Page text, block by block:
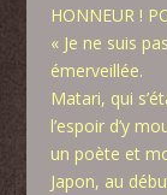
HONNEUR !
« Je ne suis
émerveillée.
Matari, qui
l’espoir d’y
un poète et
Japon, au